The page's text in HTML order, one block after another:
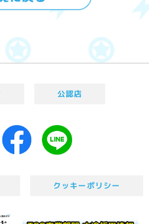
公認店
クッキーポリシー